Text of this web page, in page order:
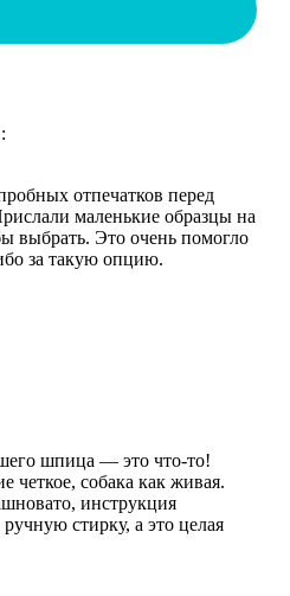
:
отпечатков перед
маленькие образцы на
выбрать. Это очень помогло
за такую опцию.
шпица — это что-то!
четкое, собака как живая.
инструкция
стирку, а это целая